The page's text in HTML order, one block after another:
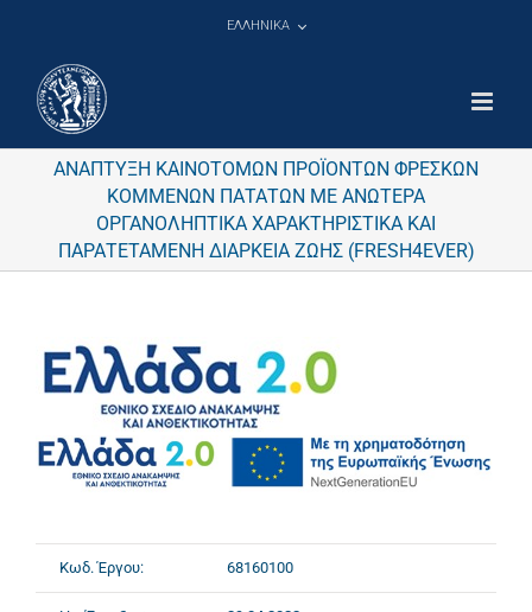
ΕΛΛΗΝΙΚΑ
ΑΝΑΠΤΥΞΗ ΚΑΙΝΟΤΟΜΩΝ ΠΡΟΪΟΝΤΩΝ ΦΡΕΣΚΩΝ
ΚΟΜΜΕΝΩΝ ΠΑΤΑΤΩΝ ΜΕ ΑΝΩΤΕΡΑ
ΟΡΓΑΝΟΛΗΠΤΙΚΑ ΧΑΡΑΚΤΗΡΙΣΤΙΚΑ ΚΑΙ
ΠΑΡΑΤΕΤΑΜΕΝΗ ΔΙΑΡΚΕΙΑ ΖΩΗΣ (FRESH4EVER)
Κωδ. Έργου: 68160100